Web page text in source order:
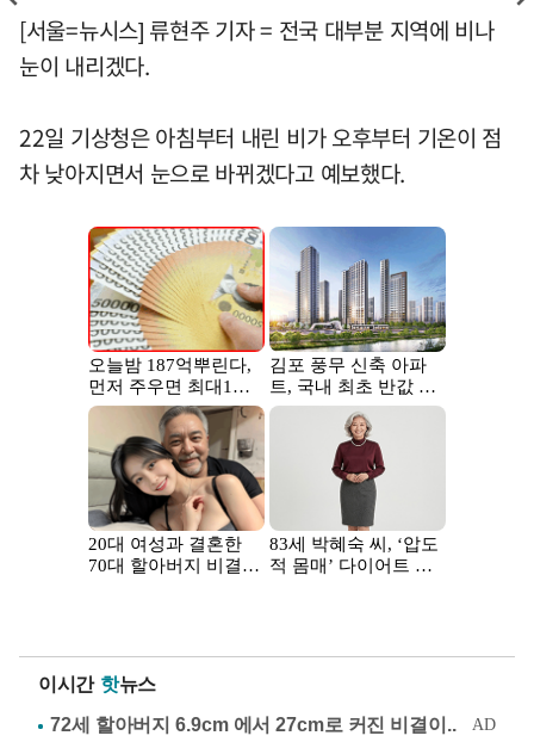
[서울=뉴시스] 류현주 기자 = 전국 대부분 지역에 비나
눈이 내리겠다.
22일 기상청은 아침부터 내린 비가 오후부터 기온이 점
차 낮아지면서 눈으로 바뀌겠다고 예보했다.
이시간 핫뉴스